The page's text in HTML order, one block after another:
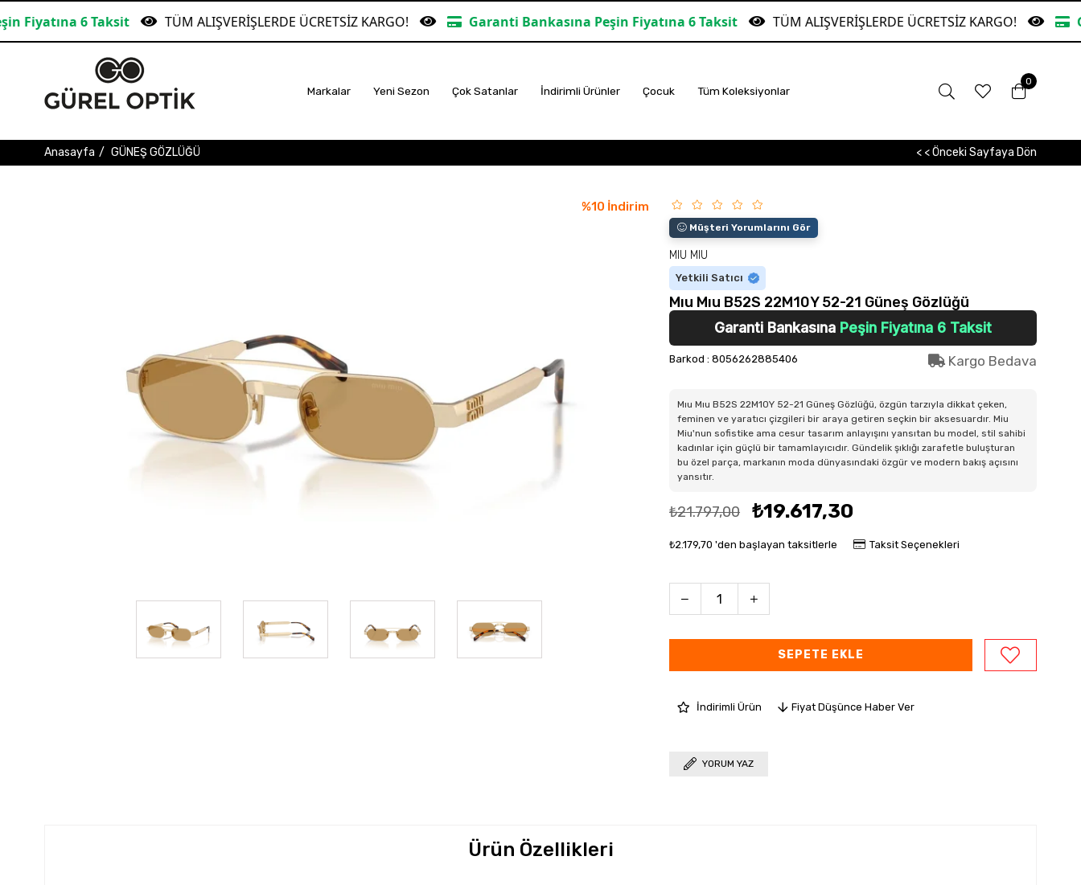
6 Taksit TÜM ALIŞVERİŞLERDE ÜCRETSİZ KARGO! Garanti Bankasına Peşin Fiyatına 6 Taksit TÜM ALIŞVERİŞLERDE ÜCRETSİZ KARGO! Garanti
Markalar Yeni Sezon Çok Satanlar İndirimli Ürünler Çocuk Tüm Koleksiyonlar
0
Anasayfa GÜNEŞ GÖZLÜĞÜ < < Önceki Sayfaya Dön
%10 İndirim
Müşteri Yorumlarını Gör
MIU MIU
Yetkili Satıcı
Mıu Mıu B52S 22M10Y 52-21 Güneş Gözlüğü
Garanti Bankasına Peşin Fiyatına 6 Taksit
Barkod : 8056262885406 Kargo Bedava
Mıu Mıu B52S 22M10Y 52-21 Güneş Gözlüğü, özgün tarzıyla dikkat çeken,
feminen ve yaratıcı çizgileri bir araya getiren seçkin bir aksesuardır. Miu
Miu'nun sofistike ama cesur tasarım anlayışını yansıtan bu model, stil sahibi
kadınlar için güçlü bir tamamlayıcıdır. Gündelik şıklığı zarafetle buluşturan
bu özel parça, markanın moda dünyasındaki özgür ve modern bakış açısını
yansıtır.
₺21.797,00 ₺19.617,30
₺2.179,70 'den başlayan taksitlerle Taksit Seçenekleri
İndirimli Ürün Fiyat Düşünce Haber Ver
YORUM YAZ
Ürün Özellikleri